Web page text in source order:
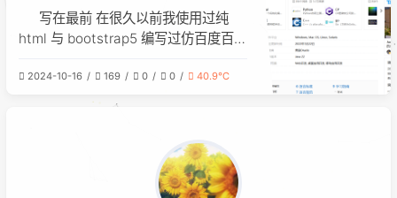
写在最前 在很久以前我使用过纯
html 与 bootstrap5 编写过仿百度百
来重写一遍，期望是变得更加简洁，同
时我也想趁着这个机会使用
端 vue 开发和练习 TailwindCSS 新技
术，后续我也想自己做一点前端相关的
2024-10-16 169 0 0 40.9℃